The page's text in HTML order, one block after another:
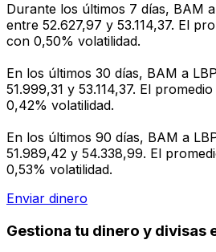
Durante los últimos 7 días, BAM
entre 52.627,97 y 53.114,37. El
con 0,50% volatilidad.
En los últimos 30 días, BAM a
51.999,31 y 53.114,37. El
0,42% volatilidad.
En los últimos 90 días, BAM a
51.989,42 y 54.338,99. El
0,53% volatilidad.
Enviar dinero
Gestiona tu dinero y divisas